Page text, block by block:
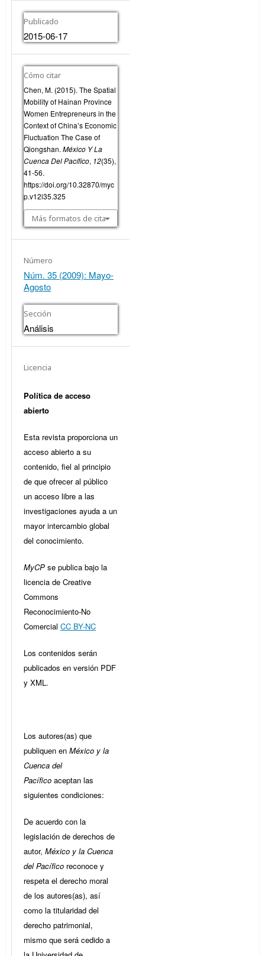
Publicado
2015-06-17
Cómo citar
Chen, M. (2015). The Spatial
Mobility of Hainan Province
Women Entrepreneurs in the
Context of China’s Economic
Fluctuation The Case of
Qiongshan. México Y La
Cuenca Del Pacífico, 12(35),
41-56.
https://doi.org/10.32870/myc
p.v12i35.325
Más formatos de cita
Número
Núm. 35 (2009): Mayo-
Agosto
Sección
Análisis
Licencia
Política de acceso
abierto
Esta revista proporciona un
acceso abierto a su
contenido, fiel al principio
de que ofrecer al público
un acceso libre a las
investigaciones ayuda a un
mayor intercambio global
del conocimiento.
MyCP se publica bajo la
licencia de Creative
Commons
Reconocimiento-No
Comercial CC BY-NC
Los contenidos serán
publicados en versión PDF
y XML.
Los autores(as) que
publiquen en México y la
Cuenca del
Pacífico aceptan las
siguientes condiciones:
De acuerdo con la
legislación de derechos de
autor, México y la Cuenca
del Pacífico reconoce y
respeta el derecho moral
de los autores(as), así
como la titularidad del
derecho patrimonial,
mismo que será cedido a